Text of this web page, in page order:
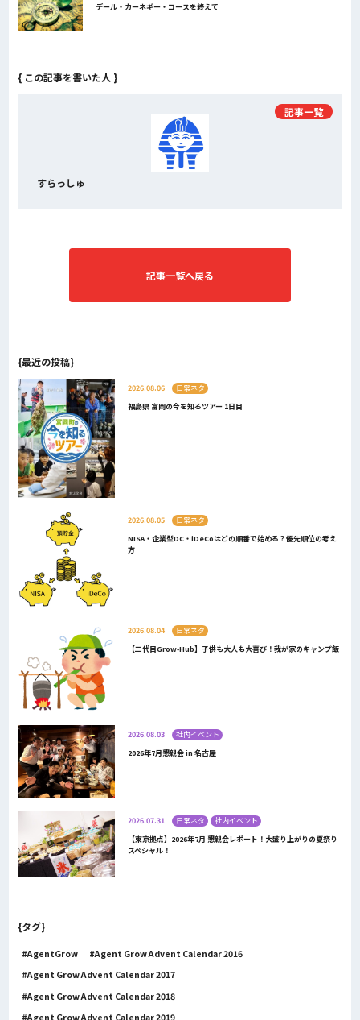
デール・カーネギー・コースを終えて
{ この記事を書いた人 }
すらっしゅ
記事一覧
記事一覧へ戻る
{最近の投稿}
2026.08.06
日常ネタ
福島県 富岡の今を知るツアー 1日目
2026.08.05
日常ネタ
NISA・企業型DC・iDeCoはどの順番で始める？優先順位の考え
方
2026.08.04
日常ネタ
【二代目Grow-Hub】子供も大人も大喜び！我が家のキャンプ飯
2026.08.03
社内イベント
2026年7月懇親会 in 名古屋
2026.07.31 日常ネタ
社内イベント
【東京拠点】2026年7月 懇親会レポート！大盛り上がりの夏祭り
スペシャル！
{タグ}
AgentGrow
Agent Grow Advent Calendar 2016
Agent Grow Advent Calendar 2017
Agent Grow Advent Calendar 2018
Agent Grow Advent Calendar 2019